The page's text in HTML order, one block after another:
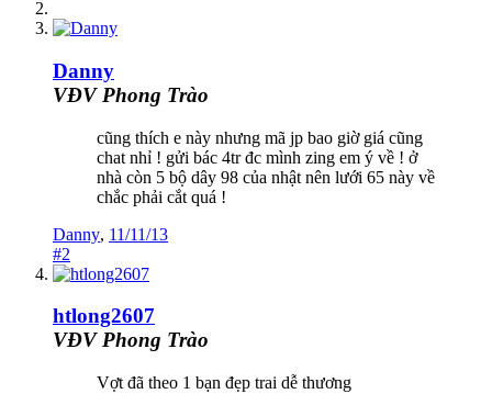
Danny
VĐV Phong Trào
cũng thích e này nhưng mã jp bao giờ giá cũng
chat nhỉ ! gửi bác 4tr đc mình zing em ý về ! ở
nhà còn 5 bộ dây 98 của nhật nên lưới 65 này về
chắc phải cắt quá !
Danny, 11/11/13
#2
htlong2607
VĐV Phong Trào
Vợt đã theo 1 bạn đẹp trai dễ thương